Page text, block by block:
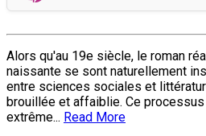
Alors qu'au 19e siècle, le roman
naissante se sont naturellement
entre sciences sociales et
brouillée et affaiblie. Ce
extrême... Read More